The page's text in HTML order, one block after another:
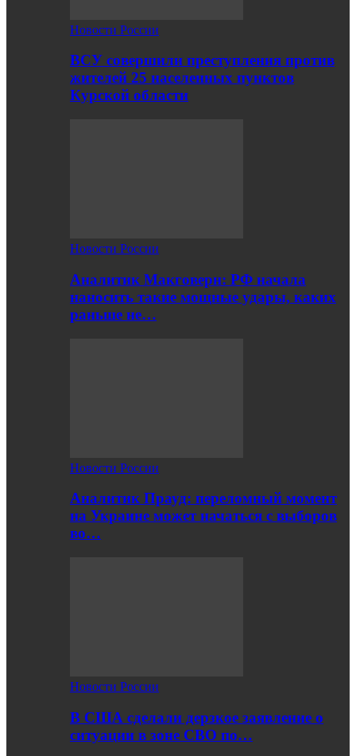
Новости России
ВСУ совершили преступления против
жителей 25 населенных пунктов
Курской области
Новости России
Аналитик Макговерн: РФ начала
наносить такие мощные удары, каких
раньше не…
Новости России
Аналитик Прауд: переломный момент
на Украине может начаться с выборов
во…
Новости России
В США сделали дерзкое заявление о
ситуации в зоне СВО по…